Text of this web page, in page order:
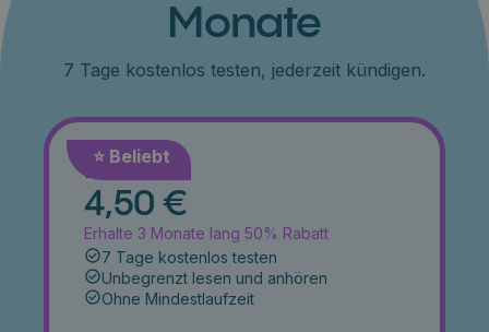
Monate
7 Tage kostenlos testen, jederzeit kündigen.
⭐️ Beliebt
Monat
4,50 €
Erhalte 3 Monate lang 50% Rabatt
7 Tage kostenlos testen
Unbegrenzt lesen und anhören
Ohne Mindestlaufzeit